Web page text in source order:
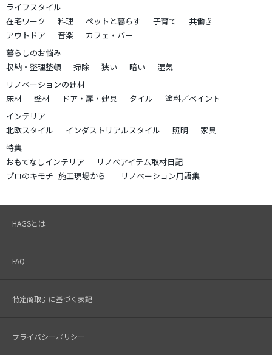
ライフスタイル
在宅ワーク
料理 ペットと暮らす 子育て
共働き
アウトドア
音楽
カフェ・バー
暮らしのお悩み
収納・整理整頓
掃除 狭い 暗い
湿気
リノベーションの建材
床材
壁材 ドア・扉・建具 タイル
塗料／ペイント
インテリア
北欧スタイル
インダストリアルスタイル 照明
家具
特集
おもてなしインテリア
リノベアイテム取材日記
プロのキモチ -施工現場から-
リノベーション用語集
HAGSとは
FAQ
特定商取引に基づく表記
プライバシーポリシー